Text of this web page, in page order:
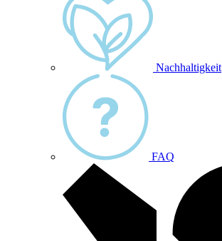
Nachhaltigkeit
FAQ